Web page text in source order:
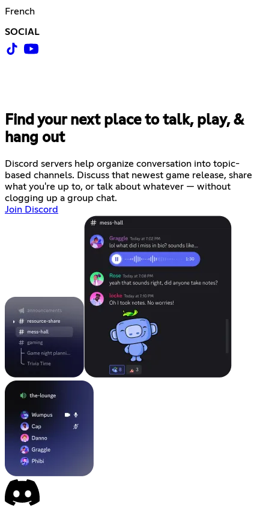
French
SOCIAL
Find your next place to talk, play, &
hang out
Discord servers help organize conversation into topic-
based channels. Discuss that newest game release, share
what you're up to, or talk about whatever — without
clogging up a group chat.
Join Discord